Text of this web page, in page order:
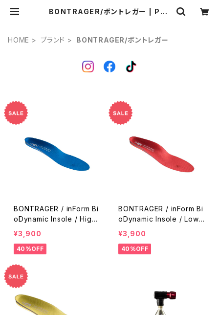
BONTRAGER/ボントレガー | Pon
HOME ブランド BONTRAGER/ボントレガー
BONTRAGER / inForm Bi
oDynamic Insole / High
Arch
¥3,900
40%OFF
BONTRAGER / inForm Bi
oDynamic Insole / Low
Arch
¥3,900
40%OFF